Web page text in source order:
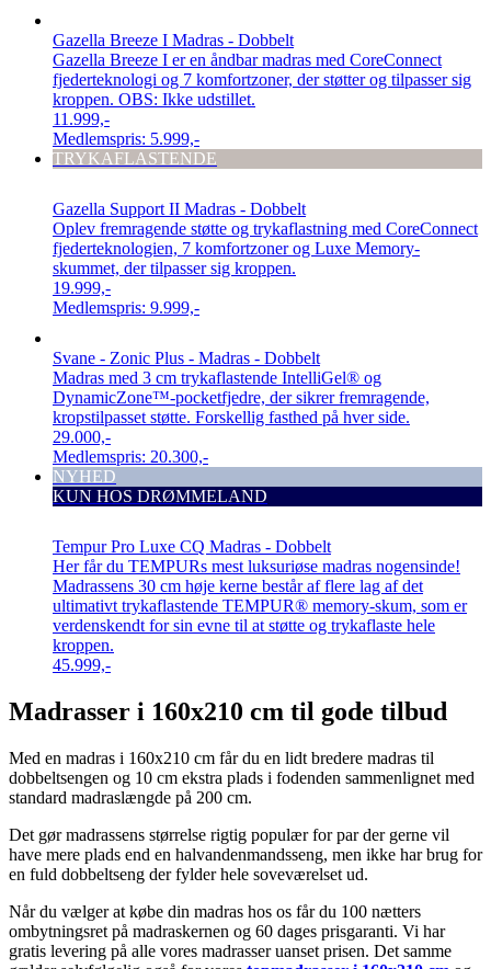
Gazella Breeze I Madras - Dobbelt
Gazella Breeze I er en åndbar madras med CoreConnect
fjederteknologi og 7 komfortzoner, der støtter og tilpasser sig
kroppen. OBS: Ikke udstillet.
11.999,-
Medlemspris: 5.999,-
TRYKAFLASTENDE
Gazella Support II Madras - Dobbelt
Oplev fremragende støtte og trykaflastning med CoreConnect
fjederteknologien, 7 komfortzoner og Luxe Memory-
skummet, der tilpasser sig kroppen.
19.999,-
Medlemspris: 9.999,-
Svane - Zonic Plus - Madras - Dobbelt
Madras med 3 cm trykaflastende IntelliGel® og
DynamicZone™-pocketfjedre, der sikrer fremragende,
kropstilpasset støtte. Forskellig fasthed på hver side.
29.000,-
Medlemspris: 20.300,-
NYHED
KUN HOS DRØMMELAND
Tempur Pro Luxe CQ Madras - Dobbelt
Her får du TEMPURs mest luksuriøse madras nogensinde!
Madrassens 30 cm høje kerne består af flere lag af det
ultimativt trykaflastende TEMPUR® memory-skum, som er
verdenskendt for sin evne til at støtte og trykaflaste hele
kroppen.
45.999,-
Madrasser i 160x210 cm til gode tilbud
Med en madras i 160x210 cm får du en lidt bredere madras til
dobbeltsengen og 10 cm ekstra plads i fodenden sammenlignet med
standard madraslængde på 200 cm.
Det gør madrassens størrelse rigtig populær for par der gerne vil
have mere plads end en halvandenmandsseng, men ikke har brug for
en fuld dobbeltseng der fylder hele soveværelset ud.
Når du vælger at købe din madras hos os får du 100 nætters
ombytningsret på madraskernen og 60 dages prisgaranti. Vi har
gratis levering på alle vores madrasser uanset prisen. Det samme